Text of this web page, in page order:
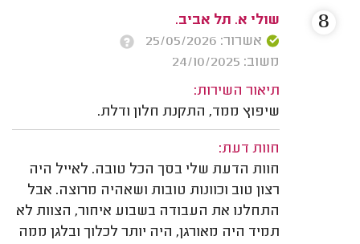
שולי א. תל אביב.
אשרור: 25/05/2026
משוב: 24/10/2025
תיאור השירות:
שיפוץ ממד, התקנת חלון ודלת.
חוות דעת:
חוות הדעת שלי בסך הכל טובה. לאייל היה
רצון טוב וכוונות טובות ושאהיה מרוצה. אבל
התחלנו את העבודה בשבוע איחור, הצוות לא
תמיד היה מאורגן, היה יותר לכלוך ובלגן ממה
8